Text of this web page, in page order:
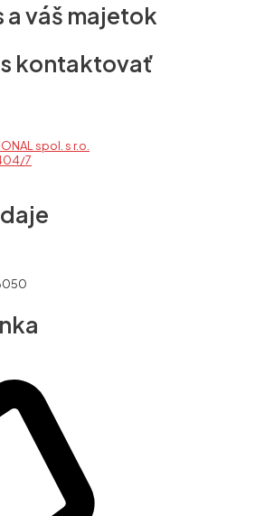
a váš majetok
kontaktovať
spol. s r.o.
7